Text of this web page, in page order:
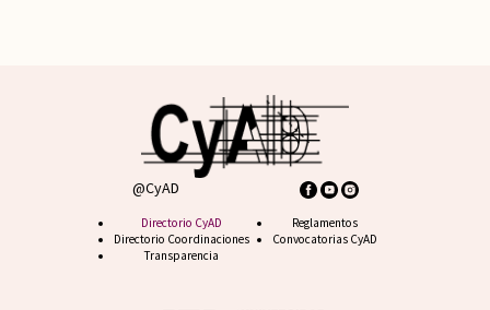
@CyAD
Footer CyAD
Directorio CyAD
Directorio Coordinaciones
Transparencia
Footer FAQ
Reglamentos
Convocatorias CyAD